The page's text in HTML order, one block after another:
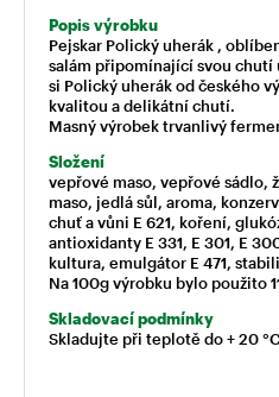
Popis výrobku
Pejskar Polický uherák ,
salám připomínající svou chutí
si Polický uherák od českého
kvalitou a delikátní chutí.
Masný výrobek trvanlivý
Složení
vepřové maso, vepřové sádlo,
maso, jedlá sůl, aroma,
chuť a vůni E 621, koření,
antioxidanty E 331, E 301, E
kultura, emulgátor E 471,
Na 100g výrobku bylo použito
Skladovací podmínky
Skladujte při teplotě do + 20